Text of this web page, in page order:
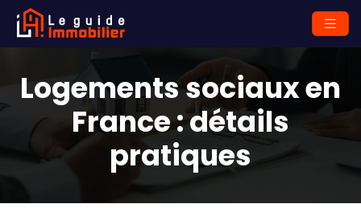
Logements sociaux en
France : détails
pratiques